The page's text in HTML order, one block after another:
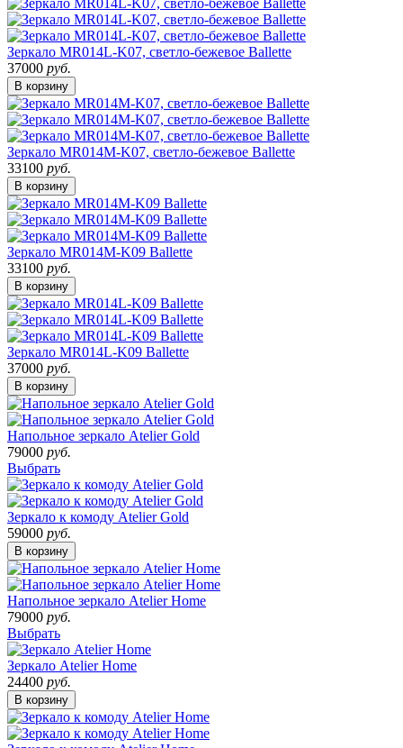
Зеркало MR014L-K07, светло-бежевое Ballette
37000 руб.
В корзину
Зеркало MR014M-K07, светло-бежевое Ballette
33100 руб.
В корзину
Зеркало MR014M-K09 Ballette
33100 руб.
В корзину
Зеркало MR014L-K09 Ballette
37000 руб.
В корзину
Напольное зеркало Atelier Gold
79000 руб.
Выбрать
Зеркало к комоду Atelier Gold
59000 руб.
В корзину
Напольное зеркало Atelier Home
79000 руб.
Выбрать
Зеркало Atelier Home
24400 руб.
В корзину